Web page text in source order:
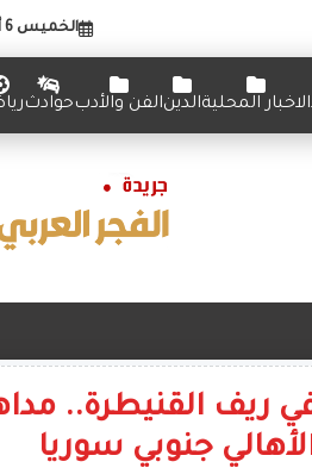
الخميس 6 أغسطس 2026
الاخبار المحليةالدينالفن والأدبحوادث
ريف القنيطرة..
جنوبي سوريا